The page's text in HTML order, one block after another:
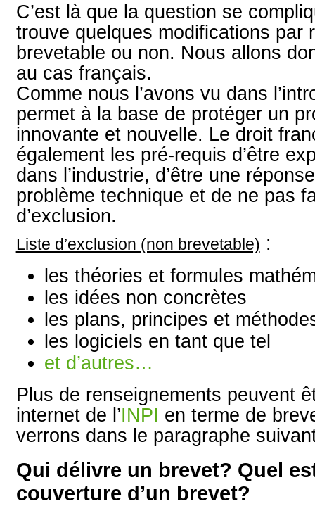
C’est là que la question se
trouve quelques modifications par
brevetable ou non. Nous allons
au cas français.
Comme nous l’avons vu dans
permet à la base de protéger un
innovante et nouvelle. Le droit
également les pré-requis d’être
dans l’industrie, d’être une
problème technique et de ne pas
d’exclusion.
Liste d’exclusion (non brevetable) :
les théories et formules
les idées non concrètes
les plans, principes et
les logiciels en tant que tel
et d’autres…
Plus de renseignements peuvent
internet de l’INPI en terme de
verrons dans le paragraphe
Qui délivre un brevet? Quel
couverture d’un brevet?